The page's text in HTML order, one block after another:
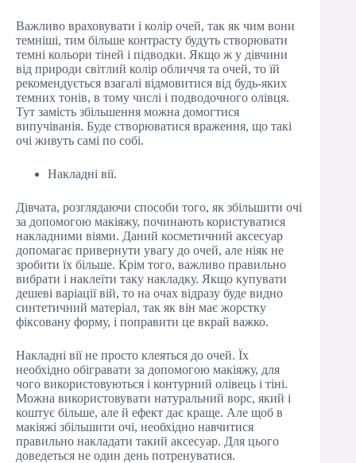
Важливо враховувати і колір очей, так як чим вони
темніші, тим більше контрасту будуть створювати
темні кольори тіней і підводки. Якщо ж у дівчини
від природи світлий колір обличчя та очей, то їй
рекомендується взагалі відмовитися від будь-яких
темних тонів, в тому числі і подводочного олівця.
Тут замість збільшення можна домогтися
випучіванія. Буде створюватися враження, що такі
очі живуть самі по собі.
Накладні вії.
Дівчата, розглядаючи способи того, як збільшити очі
за допомогою макіяжу, починають користуватися
накладними віями. Даний косметичний аксесуар
допомагає привернути увагу до очей, але ніяк не
зробити їх більше. Крім того, важливо правильно
вибрати і наклеїти таку накладку. Якщо купувати
дешеві варіації вій, то на очах відразу буде видно
синтетичний матеріал, так як він має жорстку
фіксовану форму, і поправити це вкрай важко.
Накладні вії не просто клеяться до очей. Їх
необхідно обігравати за допомогою макіяжу, для
чого використовуються і контурний олівець і тіні.
Можна використовувати натуральний ворс, який і
коштує більше, але й ефект дає краще. Але щоб в
макіяжі збільшити очі, необхідно навчитися
правильно накладати такий аксесуар. Для цього
доведеться не один день потренуватися.